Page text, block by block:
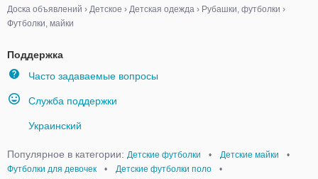
Доска объявлений › Детское › Детская одежда › Рубашки, футболки ›
Футболки, майки
Поддержка
Часто задаваемые вопросы
Служба поддержки
Украинский
Популярное в категории: Детские футболки • Детские майки
•
Футболки для девочек
• Детские футболки поло
•